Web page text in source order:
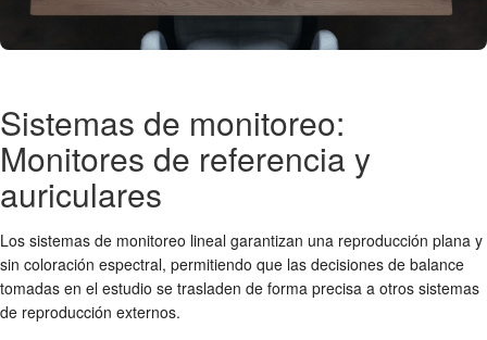
Sistemas de monitoreo:
Monitores de referencia y
auriculares
Los sistemas de monitoreo lineal garantizan una reproducción plana y
sin coloración espectral, permitiendo que las decisiones de balance
tomadas en el estudio se trasladen de forma precisa a otros sistemas
de reproducción externos.